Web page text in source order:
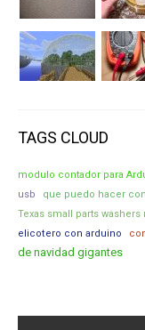
TAGS CLOUD
modulo contador para
usb
que puedo hacer
Texas small parts washers
elicotero con arduino
de navidad gigantes